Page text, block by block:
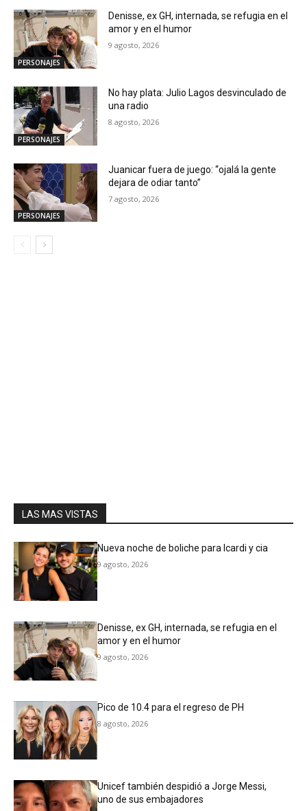
PERSONAJES
Denisse, ex GH, internada, se refugia en el
amor y en el humor
9 agosto, 2026
PERSONAJES
No hay plata: Julio Lagos desvinculado de
una radio
8 agosto, 2026
PERSONAJES
Juanicar fuera de juego: “ojalá la gente
dejara de odiar tanto”
7 agosto, 2026
LAS MAS VISTAS
Nueva noche de boliche para Icardi y cia
9 agosto, 2026
Denisse, ex GH, internada, se refugia en el
amor y en el humor
9 agosto, 2026
Pico de 10.4 para el regreso de PH
8 agosto, 2026
Unicef también despidió a Jorge Messi,
uno de sus embajadores